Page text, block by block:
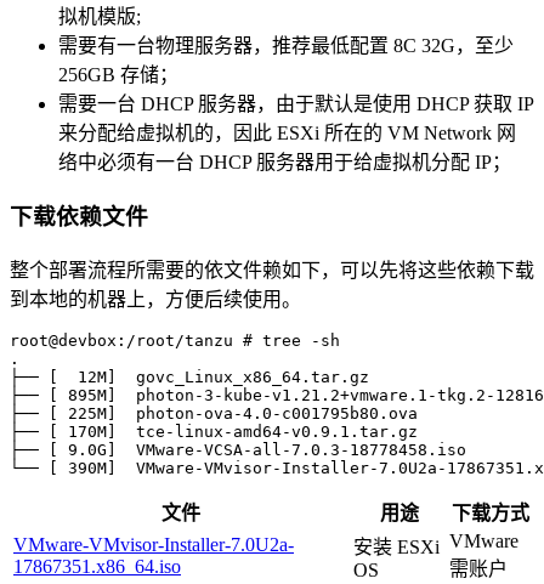
拟机模版;
需要有一台物理服务器，推荐最低配置 8C 32G，至少
256GB 存储；
需要一台 DHCP 服务器，由于默认是使用 DHCP 获取 IP
来分配给虚拟机的，因此 ESXi 所在的 VM Network 网
络中必须有一台 DHCP 服务器用于给虚拟机分配 IP；
下载依赖文件
整个部署流程所需要的依文件赖如下，可以先将这些依赖下载
到本地的机器上，方便后续使用。
root@devbox:/root/tanzu # tree -sh
.
├──
[
  12M
]
  govc_Linux_x86_64.tar.gz
├──
[ 895M]
photon-3-kube-v1.21.2+vmware.1-tkg.2-
├──
[ 225M]
  photon-ova-4.0-c001795b80.ova
├──
[ 170M]
  tce-linux-amd64-v0.9.1.tar.gz
├──
[ 9 .0G ]
  VMware-VCSA-all-7.0.3-18778458.iso
└──
[ 390M]
VMware-VMvisor-Installer-7.0U2a-
文件 用途
下载方式
VMware-VMvisor-Installer-7.0U2a-
17867351.x86_64.iso
安装 ESXi
OS
VMware
需账户